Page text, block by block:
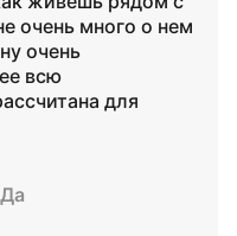
очень много о нем
очень
всю
для
Да